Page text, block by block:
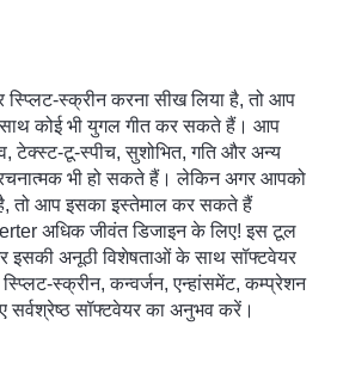
स्क्रीन करना सीख लिया है, तो आप
साथ कोई भी युगल गीत कर सकते हैं। आप
टेक्स्ट-टू-स्पीच, सुशोभित, गति और अन्य
भी हो सकते हैं। लेकिन अगर आपको
तो आप इसका इस्तेमाल कर सकते हैं
अधिक जीवंत डिजाइन के लिए! इस टूल
इसकी अनूठी विशेषताओं के साथ सॉफ्टवेयर
स्क्रीन, कन्वर्जन, एन्हांसमेंट, कम्प्रेशन
सर्वश्रेष्ठ सॉफ्टवेयर का अनुभव करें।